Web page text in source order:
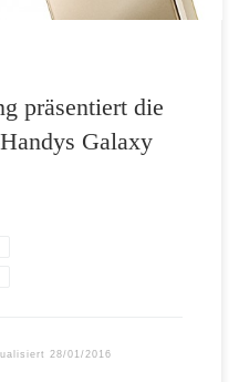
präsentiert die
Galaxy
28/01/2016